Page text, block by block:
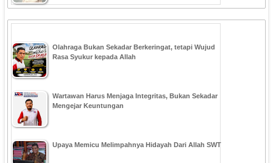
Olahraga Bukan Sekadar Berkeringat, tetapi Wujud
Rasa Syukur kepada Allah
Wartawan Harus Menjaga Integritas, Bukan Sekadar
Mengejar Keuntungan
Upaya Memicu Melimpahnya Hidayah Dari Allah SWT